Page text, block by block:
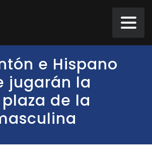
e Hispano
jugarán la
de la